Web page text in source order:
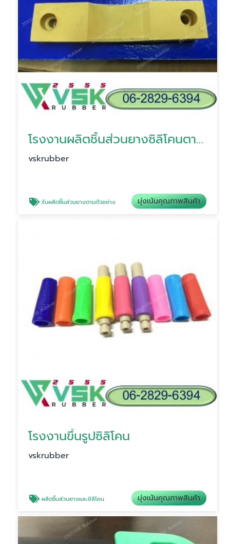
โรงงานผลิตชิ้นส่วนยางซิลิโคนตามแบบ
vskrubber
รับผลิตชิ้นส่วนยางตามตัวอย่าง มุ่งเน้นคุณภาพสินค้า
โรงงานขึ้นรูปซิลิโคน
vskrubber
ผลิตชิ้นส่วนยางและซิลิโคน มุ่งเน้นคุณภาพสินค้า